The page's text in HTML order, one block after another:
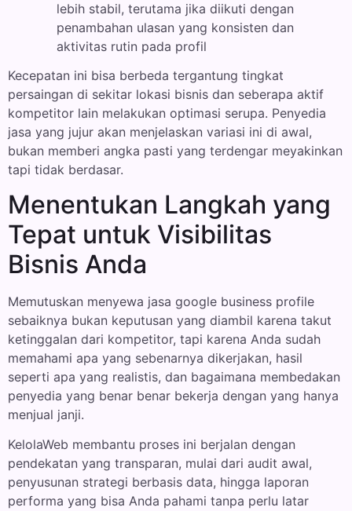
lebih stabil, terutama jika diikuti dengan
penambahan ulasan yang konsisten dan
aktivitas rutin pada profil
Kecepatan ini bisa berbeda tergantung tingkat
persaingan di sekitar lokasi bisnis dan seberapa aktif
kompetitor lain melakukan optimasi serupa. Penyedia
jasa yang jujur akan menjelaskan variasi ini di awal,
bukan memberi angka pasti yang terdengar meyakinkan
tapi tidak berdasar.
Menentukan Langkah yang
Tepat untuk Visibilitas
Bisnis Anda
Memutuskan menyewa jasa google business profile
sebaiknya bukan keputusan yang diambil karena takut
ketinggalan dari kompetitor, tapi karena Anda sudah
memahami apa yang sebenarnya dikerjakan, hasil
seperti apa yang realistis, dan bagaimana membedakan
penyedia yang benar benar bekerja dengan yang hanya
menjual janji.
KelolaWeb membantu proses ini berjalan dengan
pendekatan yang transparan, mulai dari audit awal,
penyusunan strategi berbasis data, hingga laporan
performa yang bisa Anda pahami tanpa perlu latar